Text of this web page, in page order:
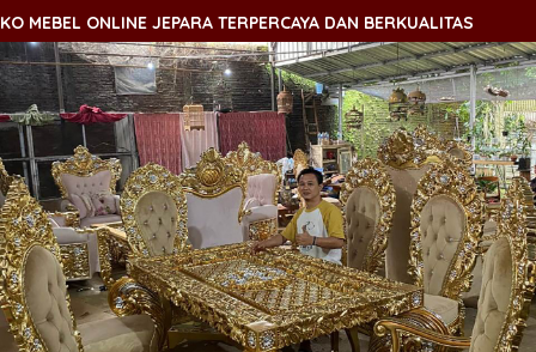
ONLINE JEPARA TERPERCAYA DAN BERKUALITAS